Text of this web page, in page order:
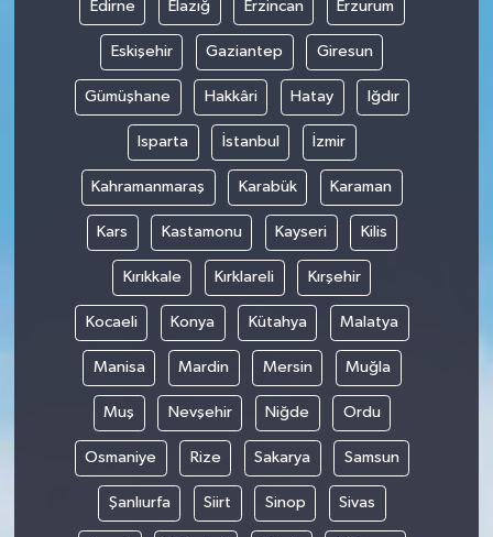
Edirne Elazığ Erzincan Erzurum
Eskişehir Gaziantep Giresun
Gümüşhane Hakkâri Hatay Iğdır
Isparta İstanbul İzmir
Kahramanmaraş Karabük Karaman
Kars Kastamonu Kayseri Kilis
Kırıkkale Kırklareli Kırşehir
Kocaeli Konya Kütahya Malatya
Manisa Mardin Mersin Muğla
Muş Nevşehir Niğde Ordu
Osmaniye Rize Sakarya Samsun
Şanlıurfa Siirt Sinop Sivas